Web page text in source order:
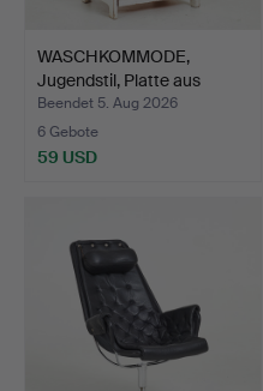
WASCHKOMMODE,
Jugendstil, Platte aus
Carra…
Beendet 5. Aug 2026
6 Gebote
59 USD